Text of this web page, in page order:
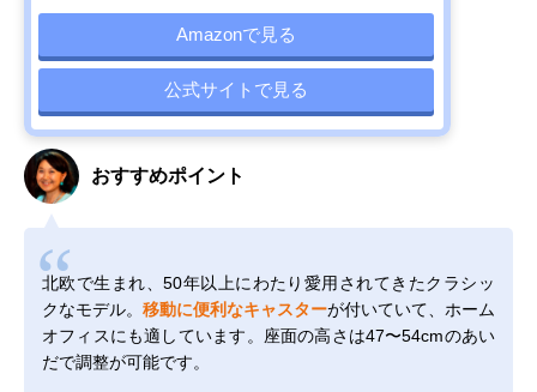
Amazonで見る
公式サイトで見る
おすすめポイント
北欧で生まれ、50年以上にわたり愛用されてきたクラシッ
クなモデル。 移動に便利なキャスターが付いていて、ホーム
オフィスにも適しています。座面の高さは47〜54cmのあい
だで調整が可能です。